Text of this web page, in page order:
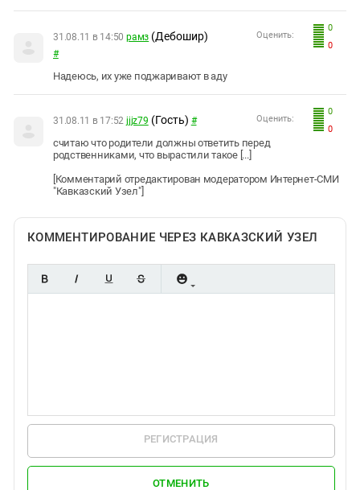
0
0
Оценить:
31.08.11 в 14:50 рамз (Дебошир)
#
Надеюсь, их уже поджаривают в аду
0
0
Оценить:
31.08.11 в 17:52 jjjz79 (Гость) #
считаю что родители должны ответить перед
родственниками, что вырастили такое [...]
[Комментарий отредактирован модератором Интернет-СМИ
"Кавказский Узел"]
КОММЕНТИРОВАНИЕ ЧЕРЕЗ КАВКАЗСКИЙ УЗЕЛ
РЕГИСТРАЦИЯ
ОТМЕНИТЬ